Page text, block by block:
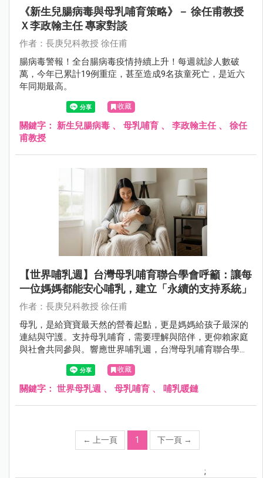
《新生兒腸病毒與母乳哺育策略》－ 徐任甫教授
Ｘ李政翰主任 專家對談
作者：長庚兒科教授 徐任甫
腸病毒警報！全台腸病毒疫情持續上升！每週就診人數破
萬，今年已累計19例重症，甚至造成9名孩童死亡，是近六
年同期最高。
收藏
關鍵字： 新生兒腸病毒 、 母乳哺育 、 李政翰主任 、 徐任
甫教授
【世界哺乳週】台灣母乳哺育聯合學會呼籲：讓每
一位媽媽都能安心哺乳，建立「永續的支持系統」
作者：長庚兒科教授 徐任甫
母乳，是給寶寶最天然的營養起點，更是媽媽給孩子最深的
連結與守護。支持母乳哺育，需要理解與陪伴，更仰賴家庭
與社會共同參與。響應世界哺乳週，台灣母乳哺育聯合學會
邀請各界攜手合作，讓哺乳的價值深入每個角落。
收藏
關鍵字： 世界母乳週 、 母乳哺育 、 哺乳暖鏈
← 上一頁 1 下一頁 →
;